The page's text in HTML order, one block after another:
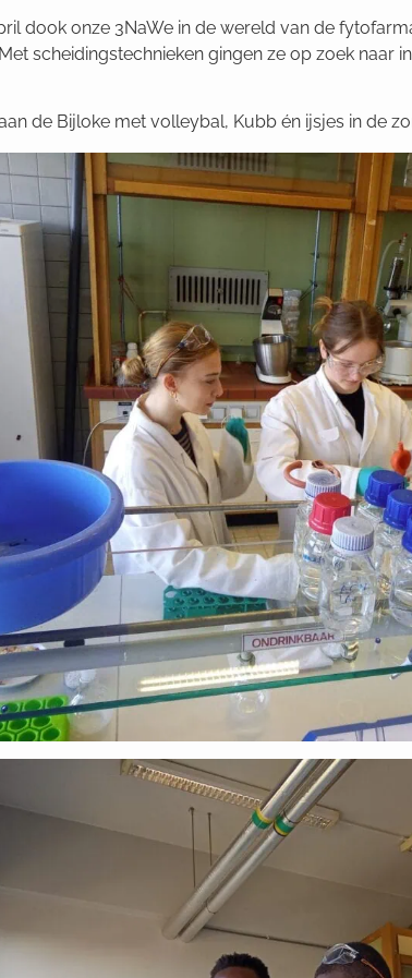
dook onze 3NaWe in de wereld van de
scheidingstechnieken gingen ze op zoek naar
de Bijloke met volleybal, Kubb én ijsjes in de